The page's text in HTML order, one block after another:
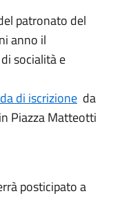
patronato del
anno il
socialità e
di iscrizione da
Piazza Matteotti
posticipato a